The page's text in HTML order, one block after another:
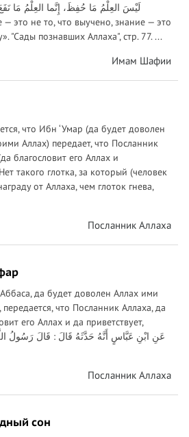
— это не то, что выучено, знание — это
"Сады познавших Аллаха", стр. 77. ...
Имам Шафии
что Ибн ‘Умар (да будет доволен
Аллах) передает, что Посланник
благословит его Аллах и
такого глотка, за который (человек
от Аллаха, чем глоток гнева,
Посланник Аллаха
да будет доволен Аллах ими
что Посланник Аллаха, да
его Аллах и да приветствует,
Посланник Аллаха
сон